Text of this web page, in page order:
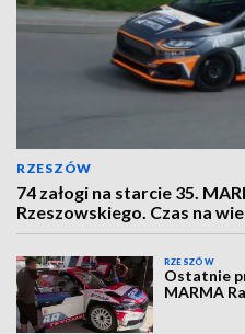
RZESZÓW
74 załogi na starcie 35.
Rzeszowskiego. Czas na
RZESZÓW
Ostatnie
MARMA